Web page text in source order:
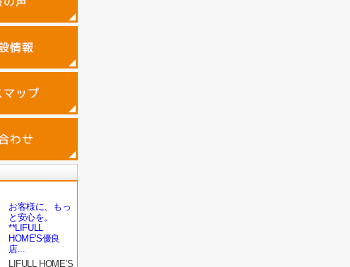
お客様に、もっ
と安心を。
**LIFULL
HOME'S優良
店...
LIFULL HOME’S